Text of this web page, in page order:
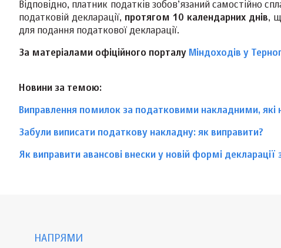
Відповідно, платник податків зобов’язаний самостійно
податковій декларації, протягом 10 календарних днів,
для подання податкової декларації.
За матеріалами офіційного порталу Міндоходів у
Новини за темою:
Виправлення помилок за податковими накладними, які
Забули виписати податкову накладну: як виправити?
Як виправити авансові внески у новій формі
НАПРЯМИ